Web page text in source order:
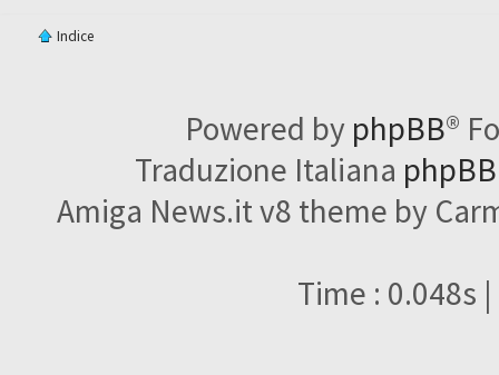
Indice
Powered by phpBB®
Traduzione Italiana
Amiga News.it v8 theme by
Time : 0.048s